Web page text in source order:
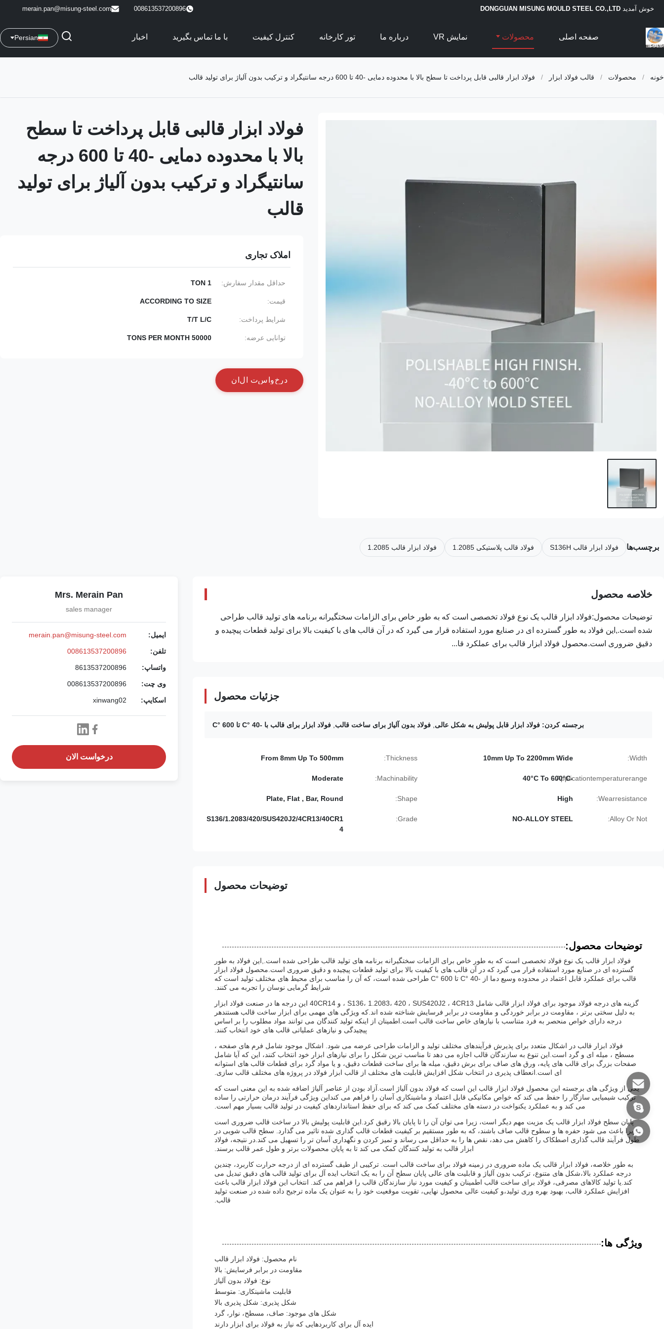
خوش آمدید DONGGUAN MISUNG MOULD STEEL CO.,LTD
008613537200896
merain.pan@misung-steel.com
صفحه اصلی محصولات نمایش VR درباره ما تور کارخانه کنترل کیفیت با ما تماس بگیرید اخبار Persian
خونه / محصولات / قالب فولاد ابزار / فولاد ابزار قالبی قابل پرداخت تا سطح بالا با محدوده دمایی -40 تا 600 درجه سانتیگراد و ترکیب بدون آلیاژ برای تولید قالب
فولاد ابزار قالبی قابل پرداخت تا سطح
بالا با محدوده دمایی -40 تا 600 درجه
سانتیگراد و ترکیب بدون آلیاژ برای تولید
قالب
املاک تجاری
حداقل مقدار سفارش: 1 TON
قیمت: ACCORDING TO SIZE
شرایط پرداخت: T/T L/C
توانایی عرضه: 50000 TONS PER MONTH
در خو ست ل ن
برچسب‌ها فولاد ابزار قالب S136H فولاد قالب پلاستیکی 1.2085 فولاد ابزار قالب 1.2085
خلاصه محصول
توضیحات محصول:فولاد ابزار قالب یک نوع فولاد تخصصی است که به طور خاص برای الزامات سختگیرانه برنامه های تولید قالب طراحی
شده است.,این فولاد به طور گسترده ای در صنایع مورد استفاده قرار می گیرد که در آن قالب های با کیفیت بالا برای تولید قطعات پیچیده و
دقیق ضروری است.محصول فولاد ابزار قالب برای عملکرد قا...
جزئیات محصول
برجسته کردن: فولاد ابزار قابل پولیش به شکل عالی فولاد بدون آلیاژ برای ساخت قالب فولاد ابزار برای قالب با -40 °C تا 600 °C
Width:
10mm Up To 2200mm Wide
Thickness:
From 8mm Up To 500mm
Applicationtemperaturerange:
-40°C To 600°C
Machinability:
Moderate
Wearresistance:
High
Shape:
Plate, Flat , Bar, Round
Alloy Or Not:
NO-ALLOY STEEL
Grade:
S136/1.2083/420/SUS420J2/4CR13/40CR1
4
توضیحات محصول
توضیحات محصول:
فولاد ابزار قالب یک نوع فولاد تخصصی است که به طور خاص برای الزامات سختگیرانه برنامه های تولید قالب طراحی شده است.,این فولاد به طور
گسترده ای در صنایع مورد استفاده قرار می گیرد که در آن قالب های با کیفیت بالا برای تولید قطعات پیچیده و دقیق ضروری است.محصول فولاد ابزار
قالب برای عملکرد قابل اعتماد در محدوده وسیع دما از -40 °C تا 600 °C طراحی شده است، که آن را مناسب برای محیط های مختلف تولید است که
شرایط گرمایی نوسان را تجربه می کنند.
گزینه های درجه فولاد موجود برای فولاد ابزار قالب شامل S136، 1.2083، 420 ، SUS420J2 ، 4CR13 ، و 40CR14 این درجه ها در صنعت فولاد ابزار
به دلیل سختی برتر ، مقاومت در برابر خوردگی و مقاومت در برابر فرسایش شناخته شده اند.که ویژگی های مهمی برای ابزار ساخت قالب هستندهر
درجه دارای خواص منحصر به فرد متناسب با نیازهای خاص ساخت قالب است.اطمینان از اینکه تولید کنندگان می توانند مواد مطلوب را بر اساس
پیچیدگی و نیازهای عملیاتی قالب های خود انتخاب کنند.
فولاد ابزار قالب در اشکال متعدد برای پذیرش فرآیندهای مختلف تولید و الزامات طراحی عرضه می شود. اشکال موجود شامل فرم های صفحه ،
مسطح ، میله ای و گرد است.این تنوع به سازندگان قالب اجازه می دهد تا مناسب ترین شکل را برای نیازهای ابزار خود انتخاب کنند، این که آیا شامل
صفحات بزرگ برای قالب های پایه، ورق های صاف برای برش دقیق، میله ها برای ساخت قطعات دقیق، و یا مواد گرد برای قطعات قالب های استوانه
ای است.انعطاف پذیری در انتخاب شکل افزایش قابلیت های مختلف از قالب ابزار فولاد در پروژه های مختلف قالب سازی.
یکی از ویژگی های برجسته این محصول فولاد ابزار قالب این است که فولاد بدون آلیاژ است.آزاد بودن از عناصر آلیاژ اضافه شده به این معنی است که
ترکیب شیمیایی سازگار را حفظ می کند که خواص مکانیکی قابل اعتماد و ماشینکاری آسان را فراهم می کنداین ویژگی فرآیند درمان حرارتی را ساده
می کند و به عملکرد یکنواخت در دسته های مختلف کمک می کند که برای حفظ استانداردهای کیفیت در تولید قالب بسیار مهم است.
پایان سطح فولاد ابزار قالب یک مزیت مهم دیگر است، زیرا می توان آن را تا پایان بالا رقیق کرد.این قابلیت پولیش بالا در ساخت قالب ضروری است
زیرا باعث می شود حفره ها و سطوح قالب صاف باشند، که به طور مستقیم بر کیفیت قطعات قالب گذاری شده تاثیر می گذارد. سطح قالب شویی در
طول فرآیند قالب گذاری اصطکاک را کاهش می دهد، نقص ها را به حداقل می رساند و تمیز کردن و نگهداری آسان تر را تسهیل می کند.در نتیجه، فولاد
ابزار قالب به تولید کنندگان کمک می کند تا به پایان محصولات برتر و طول عمر قالب برسند.
به طور خلاصه، فولاد ابزار قالب یک ماده ضروری در زمینه فولاد برای ساخت قالب است. ترکیبی از طیف گسترده ای از درجه حرارت کاربرد، چندین
درجه عملکرد بالا،شکل های متنوع، ترکیب بدون آلیاژ و قابلیت های عالی پایان سطح آن را به یک انتخاب ایده آل برای تولید قالب های دقیق تبدیل می
کند.یا تولید کالاهای مصرفی، فولاد برای ساخت قالب اطمینان و کیفیت مورد نیاز سازندگان قالب را فراهم می کند. انتخاب این فولاد ابزار قالب باعث
افزایش عملکرد قالب، بهبود بهره وری تولید،و کیفیت عالی محصول نهایی، تقویت موقعیت خود را به عنوان یک ماده ترجیح داده شده در صنعت تولید
قالب.
ویژگی ها:
نام محصول: فولاد ابزار قالب
مقاومت در برابر فرسایش: بالا
نوع: فولاد بدون آلیاژ
قابلیت ماشینکاری: متوسط
شکل پذیری: شکل پذیری بالا
شکل های موجود: صاف، مسطح، نوار، گرد
ایده آل برای کاربردهایی که نیاز به فولاد برای ابزار دارند
Mrs. Merain Pan
sales manager
ایمیل: merain.pan@misung-steel.com
تلفن: 008613537200896
واتساپ: 8613537200896
وی چت: 008613537200896
اسکایپ: xinwang02
درخواست الان